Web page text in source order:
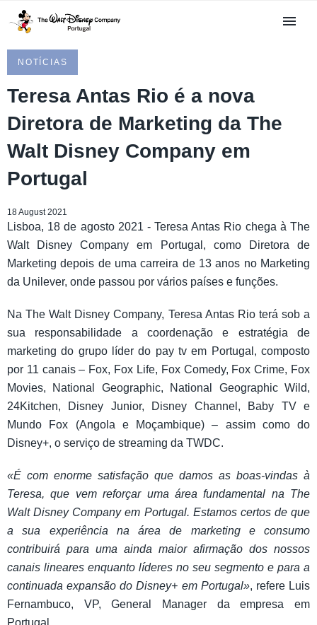
NOTÍCIAS
Teresa Antas Rio é a nova
Diretora de Marketing da The
Walt Disney Company em
Portugal
18 August 2021
Lisboa, 18 de agosto 2021 - Teresa Antas Rio chega à The
Walt Disney Company em Portugal, como Diretora de
Marketing depois de uma carreira de 13 anos no Marketing
da Unilever, onde passou por vários países e funções.
Na The Walt Disney Company, Teresa Antas Rio terá sob a
sua responsabilidade a coordenação e estratégia de
marketing do grupo líder do pay tv em Portugal, composto
por 11 canais – Fox, Fox Life, Fox Comedy, Fox Crime, Fox
Movies, National Geographic, National Geographic Wild,
24Kitchen, Disney Junior, Disney Channel, Baby TV e
Mundo Fox (Angola e Moçambique) – assim como do
Disney+, o serviço de streaming da TWDC.
«É com enorme satisfação que damos as boas-vindas à
Teresa, que vem reforçar uma área fundamental na The
Walt Disney Company em Portugal. Estamos certos de que
a sua experiência na área de marketing e consumo
contribuirá para uma ainda maior afirmação dos nossos
canais lineares enquanto líderes no seu segmento e para a
continuada expansão do Disney+ em Portugal», refere Luis
Fernambuco, VP, General Manager da empresa em
Portugal.